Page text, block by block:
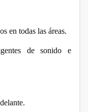
en todas las áreas.
de sonido e